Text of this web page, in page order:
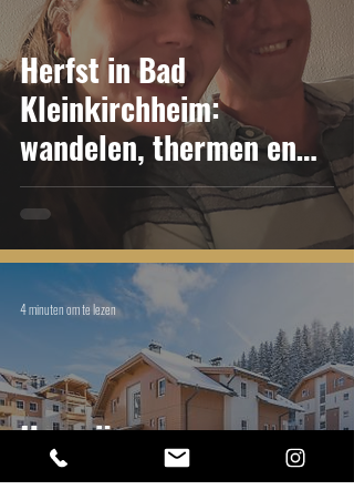
Herfst in Bad
Kleinkirchheim:
wandelen, thermen en
Klagenfurt
Hoe wij opeens een
appartement gekocht
4 minuten om te lezen